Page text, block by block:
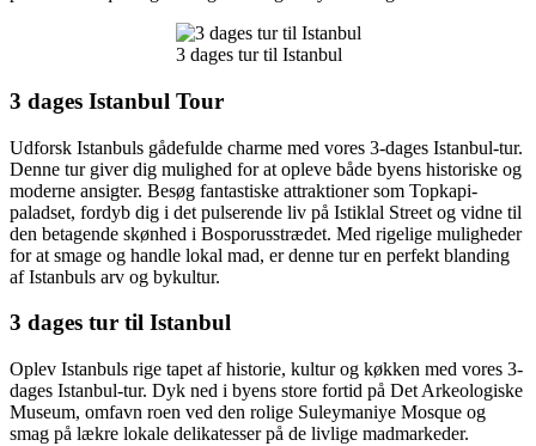
3 dages tur til Istanbul
3 dages Istanbul Tour
Udforsk Istanbuls gådefulde charme med vores 3-dages Istanbul-tur.
Denne tur giver dig mulighed for at opleve både byens historiske og
moderne ansigter. Besøg fantastiske attraktioner som Topkapi-
paladset, fordyb dig i det pulserende liv på Istiklal Street og vidne til
den betagende skønhed i Bosporusstrædet. Med rigelige muligheder
for at smage og handle lokal mad, er denne tur en perfekt blanding
af Istanbuls arv og bykultur.
3 dages tur til Istanbul
Oplev Istanbuls rige tapet af historie, kultur og køkken med vores 3-
dages Istanbul-tur. Dyk ned i byens store fortid på Det Arkeologiske
Museum, omfavn roen ved den rolige Suleymaniye Mosque og
smag på lækre lokale delikatesser på de livlige madmarkeder.